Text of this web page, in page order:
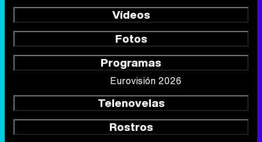
Vídeos
Fotos
Programas
Eurovisión 2026
Telenovelas
Rostros